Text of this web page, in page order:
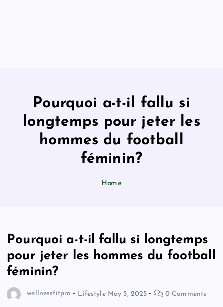
Pourquoi a-t-il fallu si
longtemps pour jeter les
hommes du football
féminin?
Home
Pourquoi a-t-il fallu si longtemps
pour jeter les hommes du football
féminin?
wellnessfitpro Lifestyle May 5, 2025 0 Comments